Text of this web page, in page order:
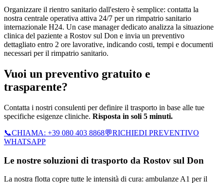
Organizzare il rientro sanitario dall'estero è semplice: contatta la
nostra centrale operativa attiva 24/7 per un rimpatrio sanitario
internazionale H24. Un case manager dedicato analizza la situazione
clinica del paziente a Rostov sul Don e invia un preventivo
dettagliato entro 2 ore lavorative, indicando costi, tempi e documenti
necessari per il rimpatrio sanitario.
Vuoi un preventivo gratuito e
trasparente?
Contatta i nostri consulenti per definire il trasporto in base alle tue
specifiche esigenze cliniche. Risposta in soli 5 minuti.
📞CHIAMA: +39 080 403 8868💬RICHIEDI PREVENTIVO
WHATSAPP
Le nostre soluzioni di trasporto da Rostov sul Don
La nostra flotta copre tutte le intensità di cura: ambulanze A1 per il